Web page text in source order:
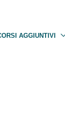
AGGIUNTIVI